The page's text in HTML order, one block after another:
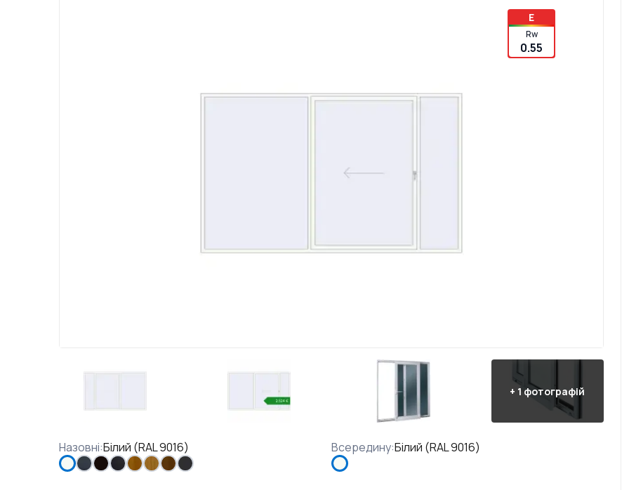
E
Rw
0.55
+ 1 фотографій
Назовні:Білий (RAL 9016) Всередину:Білий (RAL 9016)